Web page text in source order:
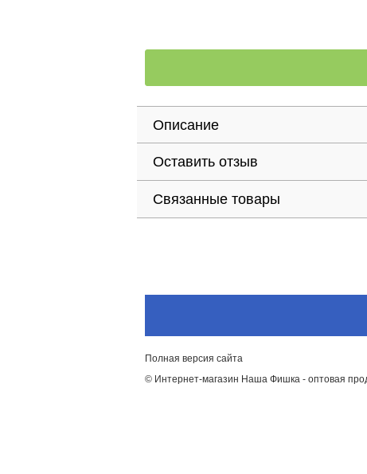
Описание
Оставить отзыв
Связанные товары
Полная версия сайта
© Интернет-магазин Наша Фишка - оптовая